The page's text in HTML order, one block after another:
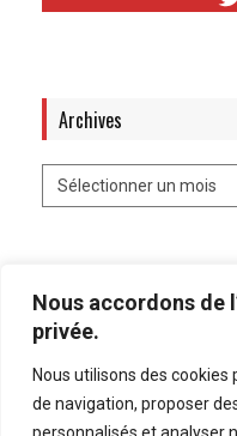
Nous accordons de
privée.
Nous utilisons des
de navigation, proposer
Archives
Mentions légales Politique